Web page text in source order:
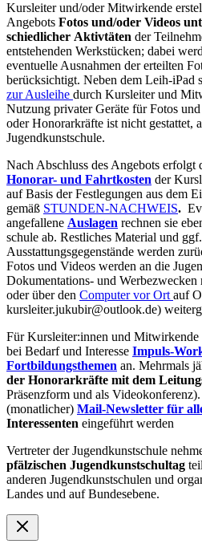
Kursleiter und/oder Mitwirkende
Angebots Fotos und/oder Videos
schiedlicher Aktivtäten der
entstehenden Werkstücken; dabei
eventuelle Ausnahmen der erteilten
berücksichtigt. Neben dem Leih-iPad
zur Ausleihe durch Kursleiter und
Nutzung privater Geräte für Fotos
oder Honorarkräfte ist nicht gestattet,
Jugendkunstschule.
Nach Abschluss des Angebots erfolgt
Honorar- und Fahrtkosten der
auf Basis der Festlegungen aus dem
gemäß STUNDEN-NACHWEIS.
angefallene Auslagen rechnen sie
schule ab. Restliches Material und
Ausstattungsgegenstände werden
Fotos und Videos werden an die
Dokumentations- und
oder über den Computer vor Ort auf
kursleiter.jukubir@outlook.de)
Für Kursleiter:innen und Mitwirkende
bei Bedarf und Interesse Impuls-
Fortbildungsthemen an. Mehrmals
der Honorarkräfte mit dem
Präsenzform und als
(monatlicher) Mail-Newsletter für
Interessenten eingeführt werden
Vertreter der Jugendkunstschule
pfälzischen Jugendkunstschultag
anderen Jugendkunstschulen und
Landes und auf Bundesebene.